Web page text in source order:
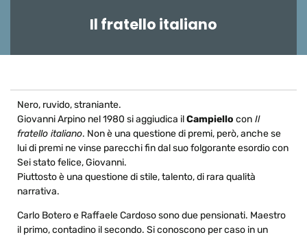
Il fratello italiano
Nero, ruvido, straniante.
Giovanni Arpino nel 1980 si aggiudica ilCampiello con Il
fratello italiano. Non è una questione di premi, però, anche se
lui di premi ne vinse parecchi fin dal suo folgorante esordio con
Sei stato felice, Giovanni.
Piuttosto è una questione di stile, talento, di rara qualità
narrativa.
Carlo Botero e Raffaele Cardoso sono due pensionati. Maestro
il primo, contadino il secondo. Si conoscono per caso in un